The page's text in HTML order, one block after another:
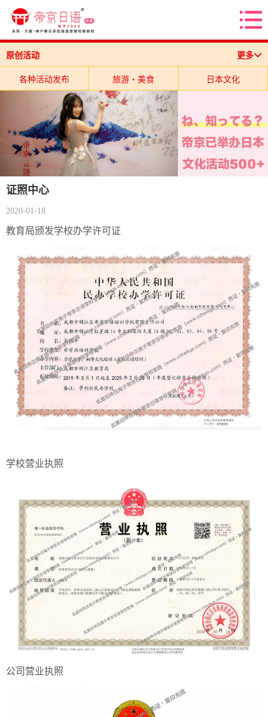
原创活动
更多
各种活动发布
旅游・美食
日本文化
学校其他动态
证照中心
2020-01-18
教育局颁发学校办学许可证
学校营业执照
公司营业执照